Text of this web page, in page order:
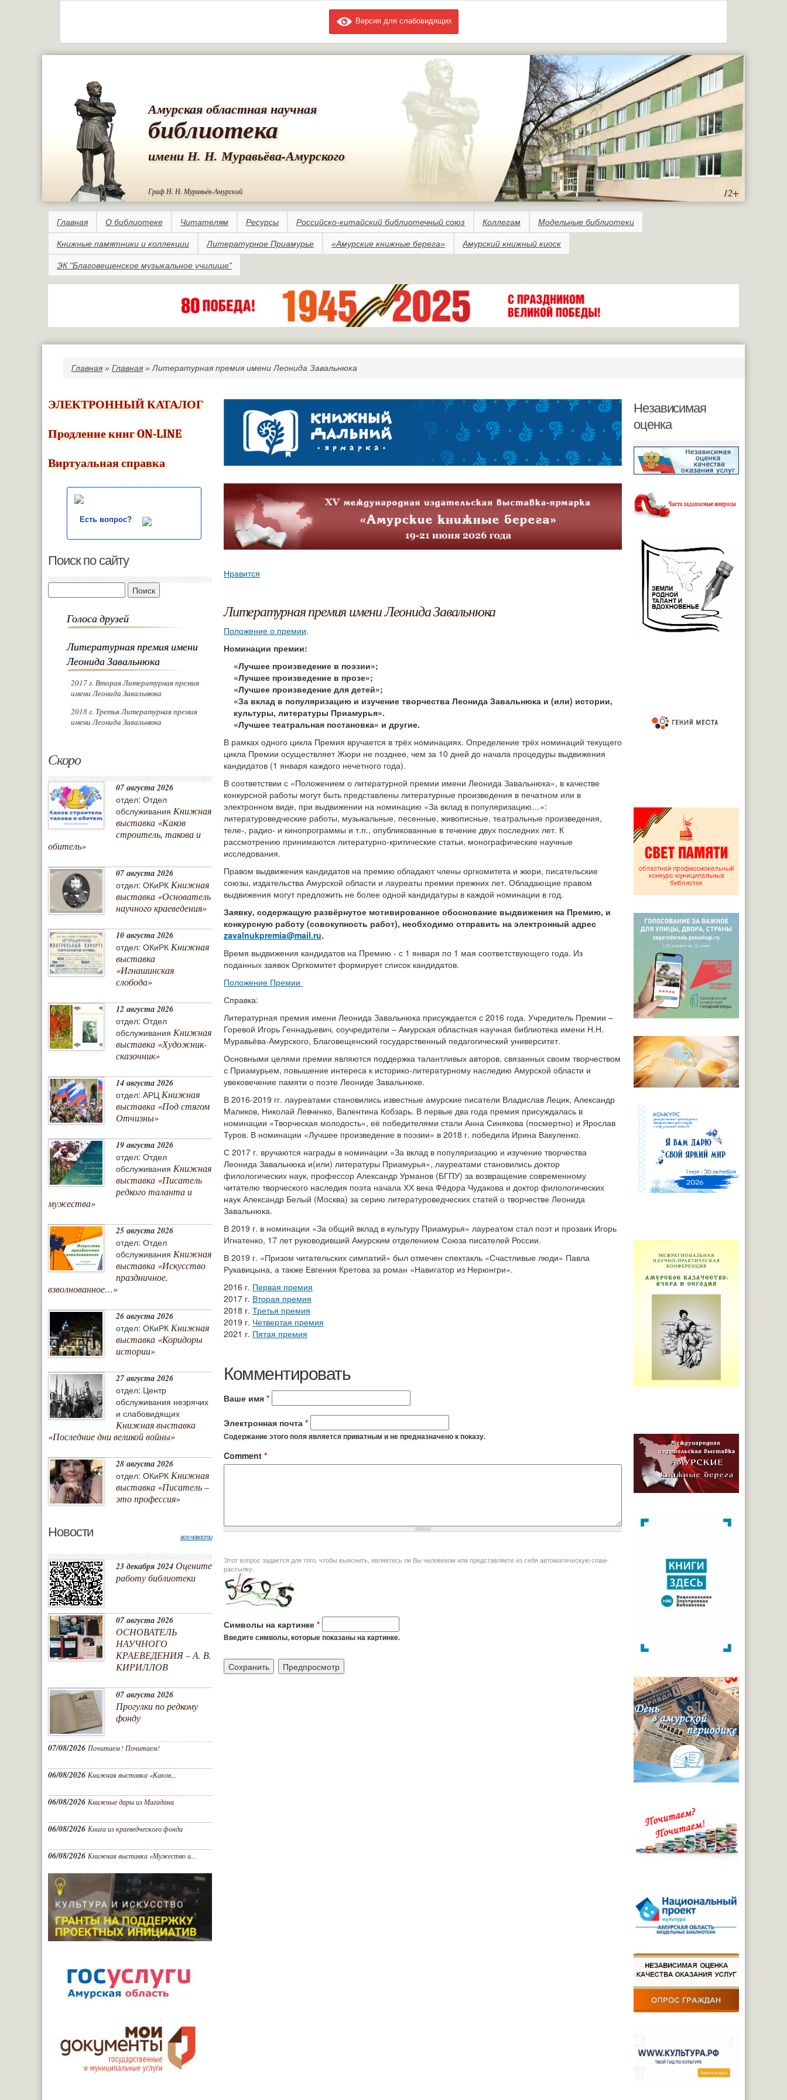
Версия для слабовидящих
Амурская областная научная
библиотека
имени Н. Н. Муравьёва-Амурского
Граф Н. Н. Муравьёв-Амурский 12+
Главная О библиотеке Читателям Ресурсы Российско-китайский библиотечный союз Коллегам Модельные библиотеки
Книжные памятники и коллекции Литературное Приамурье «Амурские книжные берега» Амурский книжный киоск
ЭК "Благовещенское музыкальное училище"
Вы здесь
Главная » Главная » Литературная премия имени Леонида Завальнюка
ЭЛЕКТРОННЫЙ КАТАЛОГ
Продление книг ON-LINE
Виртуальная справка
Есть вопрос?
Поиск по сайту
Голоса друзей
Литературная премия имени
Леонида Завальнюка
2017 г. Вторая Литературная премия
имени Леонида Завальнюка
2018 г. Третья Литературная премия
имени Леонида Завальнюка
Скоро
07 августа 2026
отдел: Отдел
обслуживания Книжная
выставка «Каков
строитель, такова и
обитель»
07 августа 2026
отдел: ОКиРК Книжная
выставка «Основатель
научного краеведения»
10 августа 2026
отдел: ОКиРК Книжная
выставка
«Игнашинская
слобода»
12 августа 2026
отдел: Отдел
обслуживания Книжная
выставка «Художник-
сказочник»
14 августа 2026
отдел: АРЦ Книжная
выставка «Под стягом
Отчизны»
19 августа 2026
отдел: Отдел
обслуживания Книжная
выставка «Писатель
редкого таланта и
мужества»
25 августа 2026
отдел: Отдел
обслуживания Книжная
выставка «Искусство
праздничное,
взволнованное…»
26 августа 2026
отдел: ОКиРК Книжная
выставка «Коридоры
истории»
27 августа 2026
отдел: Центр
обслуживания незрячих
и слабовидящих
Книжная выставка
«Последние дни великой войны»
28 августа 2026
отдел: ОКиРК Книжная
выставка «Писатель –
это профессия»
Новости все новости
23 декабря 2024 Оцените
работу библиотеки
07 августа 2026
ОСНОВАТЕЛЬ
НАУЧНОГО
КРАЕВЕДЕНИЯ – А. В.
КИРИЛЛОВ
07 августа 2026
Прогулки по редкому
фонду
07/08/2026 Почитаем? Почитаем!
06/08/2026 Книжная выставка «Каков...
06/08/2026 Книжные дары из Магадана
06/08/2026 Книга из краеведческого фонда
06/08/2026 Книжная выставка «Мужество и...
Нравится
Литературная премия имени Леонида Завальнюка
Положение о премии.
Номинации премии:
«Лучшее произведение в поэзии»;
«Лучшее произведение в прозе»;
«Лучшее произведение для детей»;
«За вклад в популяризацию и изучение творчества Леонида Завальнюка и (или) истории,
культуры, литературы Приамурья».
«Лучшее театральная постановка» и другие.
В рамках одного цикла Премия вручается в трёх номинациях. Определение трёх номинаций текущего
цикла Премии осуществляет Жюри не позднее, чем за 10 дней до начала процедуры выдвижения
кандидатов (1 января каждого нечетного года).
В соответствии с «Положением о литературной премии имени Леонида Завальнюка», в качестве
конкурсной работы могут быть представлены литературные произведения в печатном или в
электронном виде, при выдвижении на номинацию «За вклад в популяризацию…»:
литературоведческие работы, музыкальные, песенные, живописные, театральные произведения,
теле-, радио- и кинопрограммы и т.п., опубликованные в течение двух последних лет. К
рассмотрению принимаются литературно-критические статьи, монографические научные
исследования.
Правом выдвижения кандидатов на премию обладают члены оргкомитета и жюри, писательские
союзы, издательства Амурской области и лауреаты премии прежних лет. Обладающие правом
выдвижения могут предложить не более одной кандидатуры в каждой номинации в год.
Заявку, содержащую развёрнутое мотивированное обоснование выдвижения на Премию, и
конкурсную работу (совокупность работ), необходимо отправить на электронный адрес
zavalnukpremia@mail.ru.
Время выдвижения кандидатов на Премию - с 1 января по 1 мая соответствующего года. Из
поданных заявок Оргкомитет формирует список кандидатов.
Положение Премии
Справка:
Литературная премия имени Леонида Завальнюка присуждается с 2016 года. Учредитель Премии –
Горевой Игорь Геннадьевич, соучредители – Амурская областная научная библиотека имени Н.Н.
Муравьёва-Амурского, Благовещенский государственный педагогический университет.
Основными целями премии являются поддержка талантливых авторов, связанных своим творчеством
с Приамурьем, повышение интереса к историко-литературному наследию Амурской области и
увековечение памяти о поэте Леониде Завальнюке.
В 2016-2019 гг. лауреатами становились известные амурские писатели Владислав Лецик, Александр
Маликов, Николай Левченко, Валентина Кобзарь. В первые два года премия присуждалась в
номинации «Творческая молодость», её победителями стали Анна Синякова (посмертно) и Ярослав
Туров. В номинации «Лучшее произведение в поэзии» в 2018 г. победила Ирина Вакуленко.
С 2017 г. вручаются награды в номинации «За вклад в популяризацию и изучение творчества
Леонида Завальнюка и(или) литературы Приамурья», лауреатами становились доктор
филологических наук, профессор Александр Урманов (БГПУ) за возвращение современному
читателю творческого наследия поэта начала ХХ века Фёдора Чудакова и доктор филологических
наук Александр Белый (Москва) за серию литературоведческих статей о творчестве Леонида
Завальнюка.
В 2019 г. в номинации «За общий вклад в культуру Приамурья» лауреатом стал поэт и прозаик Игорь
Игнатенко, 17 лет руководивший Амурским отделением Союза писателей России.
В 2019 г. «Призом читательских симпатий» был отмечен спектакль «Счастливые люди» Павла
Рукавицына, а также Евгения Кретова за роман «Навигатор из Нерюнгри».
2016 г. Первая премия
2017 г. Вторая премия
2018 г. Третья премия
2019 г. Четвертая премия
2021 г. Пятая премия
Комментировать
Ваше имя *
Электронная почта *
Содержание этого поля является приватным и не предназначено к показу.
Comment *
Этот вопрос задается для того, чтобы выяснить, являетесь ли Вы человеком или представляете из себя автоматическую спам-
рассылку.
Символы на картинке *
Введите символы, которые показаны на картинке.
Независимая
оценка